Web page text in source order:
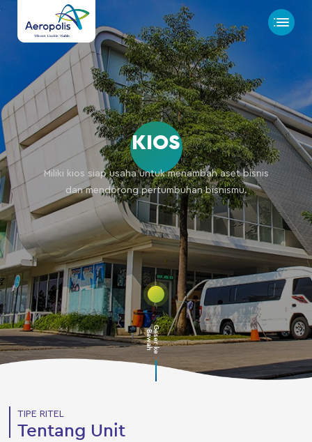
G
es
e
r
k
e
Ba
w
a
h
KIOS
Miliki kios siap usaha untuk menambah aset bisnis
dan mendorong pertumbuhan bisnismu.
TIPE RITEL
Tentang Unit